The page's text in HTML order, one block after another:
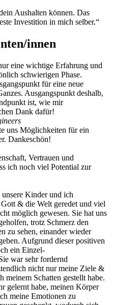
Aushalten können. Das
Investition in mich selber.“
innen
eine wichtige Erfahrung und
schwierigen Phase.
für eine neue
Ausgangspunkt deshalb,
ist, wie mir
Dank dafür!
uns Möglichkeiten für ein
Dankeschön!
Vertrauen und
ich noch viel Potential zur
Kinder und ich
& die Welt geredet und viel
möglich gewesen. Sie hat uns
trotz Schmerz den
zu sehen, einander wieder
Aufgrund dieser positiven
ein Einzel-
war sehr fordernd
nicht nur meine Ziele &
meinem Schatten gestellt habe.
gelernt habe, meinen Körper
meine Emotionen zu